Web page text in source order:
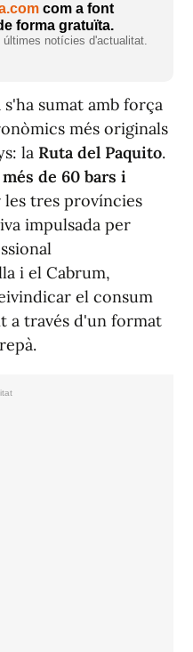
com a font
forma gratuïta.
últimes notícies d'actualitat.
sumat amb força
més originals
la Ruta del Paquito.
més de 60 bars i
tres províncies
impulsada per
i el Cabrum,
el consum
a través d'un format